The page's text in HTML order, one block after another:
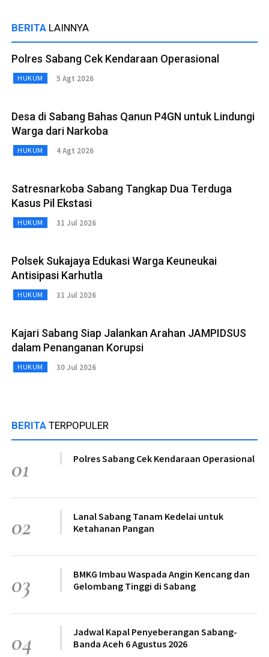
BERITA LAINNYA
Polres Sabang Cek Kendaraan Operasional
HUKUM 5 Agt 2026
Desa di Sabang Bahas Qanun P4GN untuk Lindungi
Warga dari Narkoba
HUKUM 4 Agt 2026
Satresnarkoba Sabang Tangkap Dua Terduga
Kasus Pil Ekstasi
HUKUM 31 Jul 2026
Polsek Sukajaya Edukasi Warga Keuneukai
Antisipasi Karhutla
HUKUM 31 Jul 2026
Kajari Sabang Siap Jalankan Arahan JAMPIDSUS
dalam Penanganan Korupsi
HUKUM 30 Jul 2026
BERITA TERPOPULER
01 Polres Sabang Cek Kendaraan Operasional
02
Lanal Sabang Tanam Kedelai untuk
Ketahanan Pangan
03
BMKG Imbau Waspada Angin Kencang dan
Gelombang Tinggi di Sabang
04
Jadwal Kapal Penyeberangan Sabang-
Banda Aceh 6 Agustus 2026